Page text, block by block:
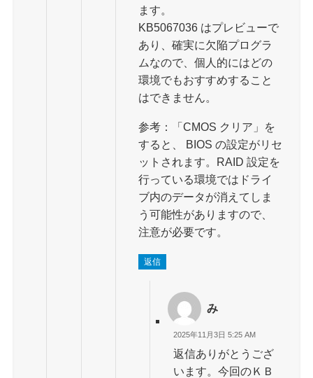
ます。
KB5067036 はプレビューで
あり、確実に欠陥プログラ
ムなので、個人的にはどの
環境でもおすすめすること
はできません。
参考：「CMOS クリア」を
すると、 BIOS の設定がリセ
ットされます。RAID 設定を
行っている環境ではドライ
ブ内のデータが消えてしま
う可能性がありますので、
注意が必要です。
返信
み
2025年11月3日 5:25 AM
返信ありがとうござ
います。今回のＫＢ